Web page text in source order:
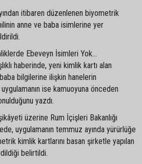
itibaren düzenlenen biyometrik
anne ve baba isimlerine yer
Ebeveyn İsimleri Yok…
haberinde, yeni kimlik kartı alan
bilgilerine ilişkin hanelerin
ise kamuoyuna önceden
yazdı.
üzerine Rum İçişleri Bakanlığı
uygulamanın temmuz ayında yürürlüğe
kimlik kartlarını basan şirketle yapılan
belirtildi.